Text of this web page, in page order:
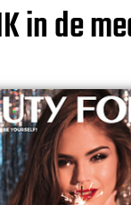
in de